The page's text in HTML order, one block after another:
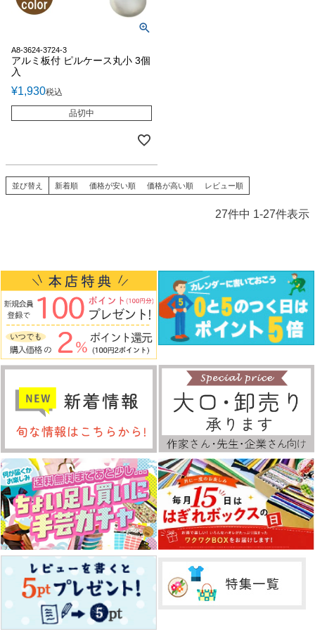
A8-3624-3724-3
アルミ板付 ピルケース丸小 3個
入
¥1,930税込
品切中
並び替え 新着順 価格が安い順 価格が高い順 レビュー順
27件中 1-27件表示